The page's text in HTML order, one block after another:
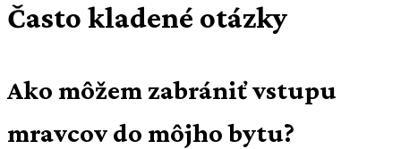
Často kladené otázky
Ako môžem zabrániť vstupu
mravcov do môjho bytu?